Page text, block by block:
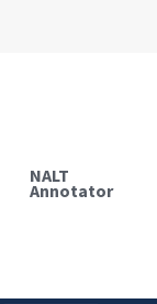
NALT
Annotator